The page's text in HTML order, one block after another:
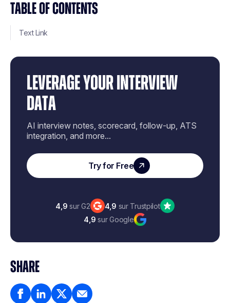
TABLE OF CONTENTS
Text Link
LEVERAGE YOUR INTERVIEW
DATA
AI interview notes, scorecard, follow-up, ATS
integration, and more...
Try for Free
4,9 sur G2 4,9 sur Trustpilot
4,9 sur Google
SHARE